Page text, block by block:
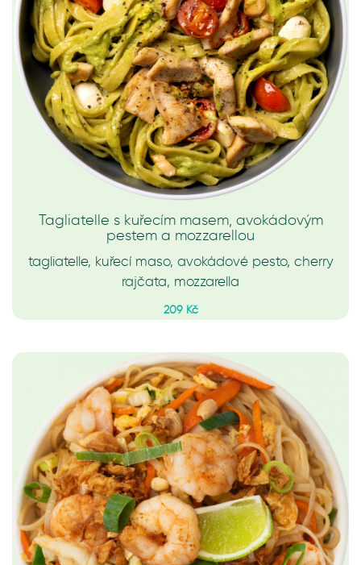
Tagliatelle s kuřecím masem, avokádovým
pestem a mozzarellou
tagliatelle, kuřecí maso, avokádové pesto, cherry
rajčata, mozzarella
209 Kč